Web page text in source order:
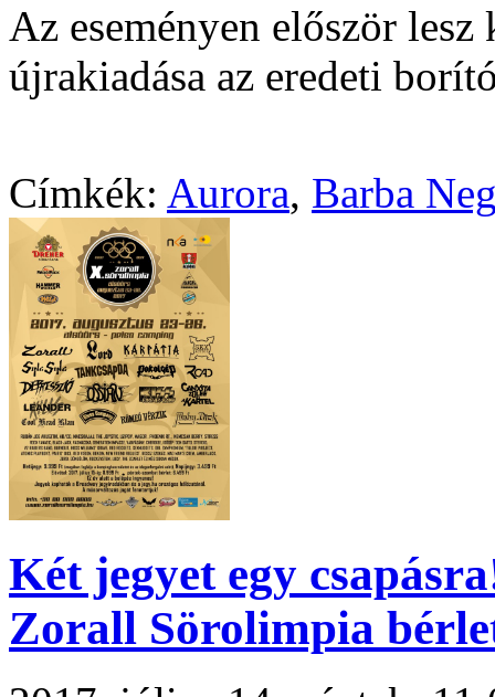
Az eseményen először
újrakiadása az eredeti
Címkék: Aurora, Barba
Két jegyet egy
Zorall Sörolimpia